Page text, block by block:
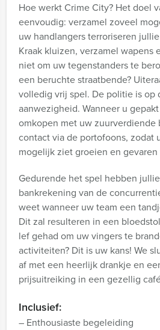
Hoe werkt Crime City? Het doel
eenvoudig: verzamel zoveel
uw handlangers terroriseren
Kraak kluizen, verzamel wapens
niet om uw tegenstanders te
een beruchte straatbende?
volledig vrij spel. De politie is op
aanwezigheid. Wanneer u
omkopen met uw zuurverdiende
contact via de portofoons, zodat
mogelijk ziet groeien en
Gedurende het spel hebben
bankrekening van de
weet wanneer uw team een
Dit zal resulteren in een
lef gehad om uw vingers te
activiteiten? Dit is uw kans! We
af met een heerlijk drankje en
prijsuitreiking in een gezellig
Inclusief:
– Enthousiaste begeleiding